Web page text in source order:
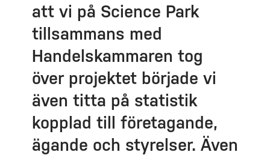
att vi på Science Park
tillsammans med
Handelskammaren tog
över projektet började vi
även titta på statistik
kopplad till företagande,
ägande och styrelser. Även